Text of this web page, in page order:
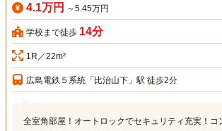
4.1万円 ～5.45万円
学校まで徒歩 14分
1R／22m²
広島電鉄５系統「比治山下」駅 徒歩2分
全室角部屋！オートロックでセキュリティ充実！コ